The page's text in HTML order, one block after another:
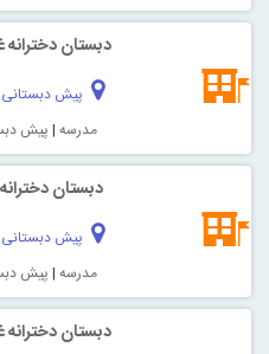
دبستان دخترانه
پیش
مدرسه | پیش
دبستان
پیش
مدرسه | پیش
دبستان دخترانه